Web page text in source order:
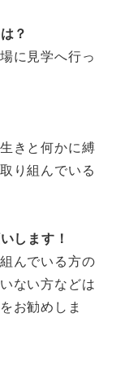
？
に見学へ行っ
きと何かに縛
り組んでいる
します！
んでいる方の
ない方などは
お勧めしま